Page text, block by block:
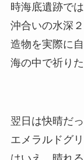
時海底遺跡で
沖合いの水深
造物を実際に
海の中で祈り
翌日は快晴だ
エメラルドグ